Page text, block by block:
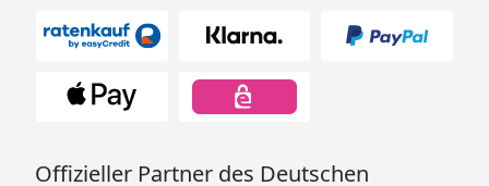
Offizieller Partner des Deutschen